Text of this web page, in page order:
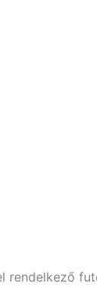
rendelkező